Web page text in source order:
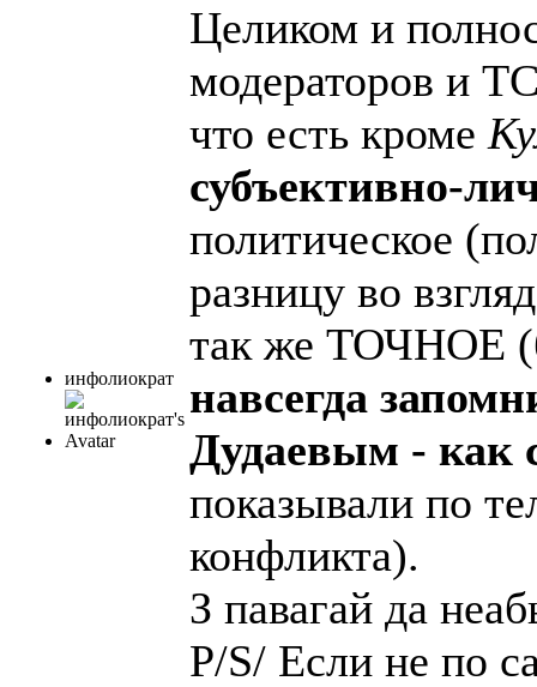
инфолиократ
Целиком и
модераторов и
что есть кроме
субъективно-
политическое
разницу во
так же ТОЧНОЕ
навсегда
Дудаевым - как
показывали по
конфликта).
З павагай да
P/S/ Если не по